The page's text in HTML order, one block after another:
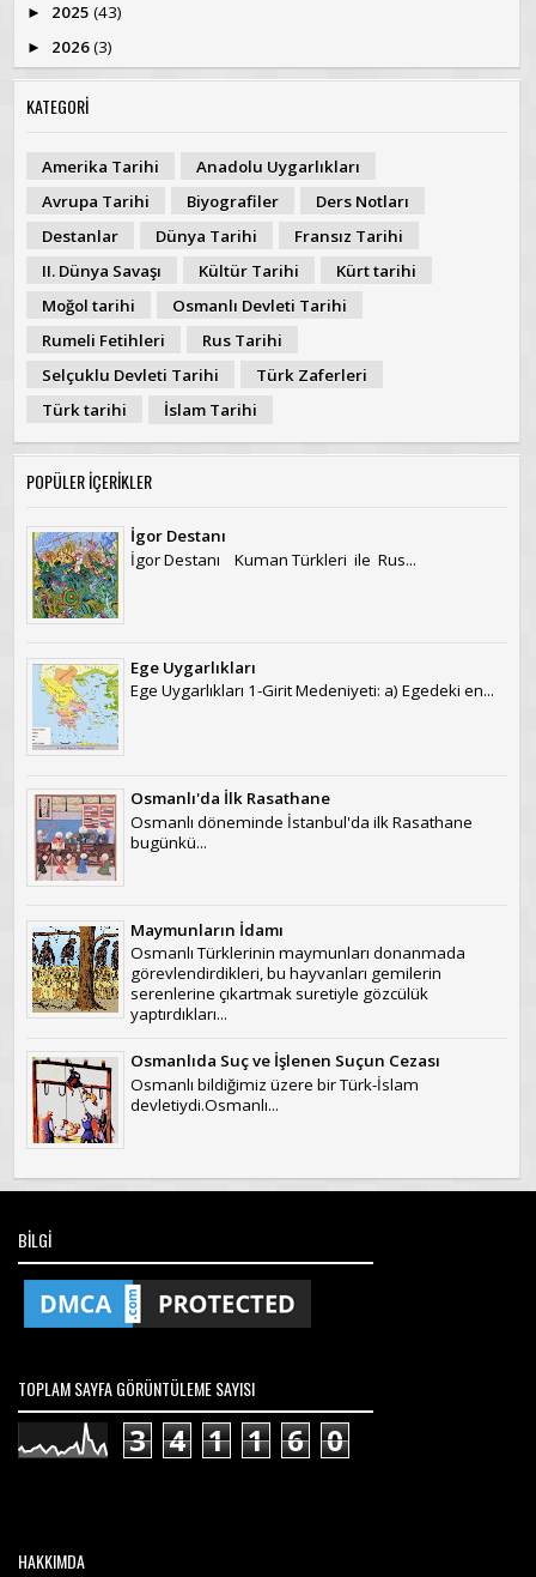
► 2025 (43)
► 2026(3)
KATEGORİ
Amerika Tarihi
Anadolu Uygarlıkları
Avrupa Tarihi
Biyografiler
Ders Notları
Destanlar
Dünya Tarihi
Fransız Tarihi
II. Dünya Savaşı
Kültür Tarihi
Kürt tarihi
Moğol tarihi
Osmanlı Devleti Tarihi
Rumeli Fetihleri
Rus Tarihi
Selçuklu Devleti Tarihi
Türk Zaferleri
Türk tarihi
İslam Tarihi
POPÜLER İÇERİKLER
İgor Destanı
İgor Destanı Kuman Türkleri ile Rus...
Ege Uygarlıkları
Ege Uygarlıkları 1-Girit Medeniyeti: a) Egedeki en...
Osmanlı'da İlk Rasathane
Osmanlı döneminde İstanbul'da ilk Rasathane
bugünkü...
Maymunların İdamı
Osmanlı Türklerinin maymunları donanmada
görevlendirdikleri, bu hayvanları gemilerin
serenlerine çıkartmak suretiyle gözcülük
yaptırdıkları...
Osmanlıda Suç ve İşlenen Suçun Cezası
Osmanlı bildiğimiz üzere bir Türk-İslam
devletiydi.Osmanlı...
BILGI
TOPLAM SAYFA GÖRÜNTÜLEME SAYISI
3 4 1 1 6 0
HAKKIMDA